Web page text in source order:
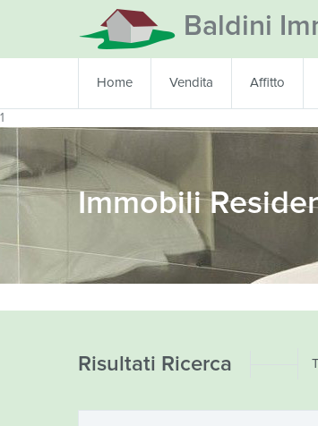
Baldini
Home Vendita Affitto
1
Immobili
Risultati Ricerca